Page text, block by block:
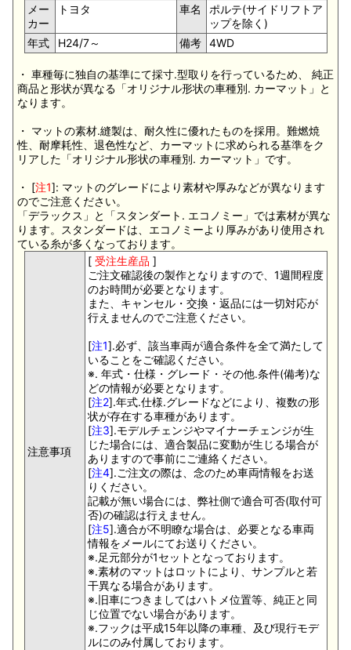
メー
カー
トヨタ 車名
ポルテ(サイドリフトア
ップを除く)
年式
H24/7～ 備考 4WD
・ 車種毎に独自の基準にて採寸.型取りを行っているため、 純正
商品と形状が異なる「オリジナル形状の車種別. カーマット」と
なります。
・ マットの素材.縫製は、耐久性に優れたものを採用。難燃焼
性、耐摩耗性、退色性など、カーマットに求められる基準をク
リアした「オリジナル形状の車種別. カーマット」です。
・ [注1]: マットのグレードにより素材や厚みなどが異なります
のでご注意ください。
「デラックス」と「スタンダート. エコノミー」では素材が異な
ります。スタンダードは、エコノミーより厚みがあり使用され
ている糸が多くなっております。
注意事項
[ 受注生産品 ]
ご注文確認後の製作となりますので、1週間程度
のお時間が必要となります。
また、キャンセル・交換・返品には一切対応が
行えませんのでご注意ください。
[注1].必ず、該当車両が適合条件を全て満たして
いることをご確認ください。
※. 年式・仕様・グレード・その他.条件(備考)な
どの情報が必要となります。
[注2].年式.仕様.グレードなどにより、複数の形
状が存在する車種があります。
[注3].モデルチェンジやマイナーチェンジが生
じた場合には、適合製品に変動が生じる場合が
ありますので事前にご連絡ください。
[注4].ご注文の際は、念のため車両情報をお送
りください。
記載が無い場合には、弊社側で適合可否(取付可
否)の確認は行えません。
[注5].適合が不明瞭な場合は、必要となる車両
情報をメールにてお送りください。
※.足元部分が1セットとなっております。
※.素材のマットはロットにより、サンプルと若
干異なる場合があります。
※.旧車につきましてはハトメ位置等、純正と同
じ位置でない場合があります。
※.フックは平成15年以降の車種、及び現行モデ
ルにのみ付属しております。